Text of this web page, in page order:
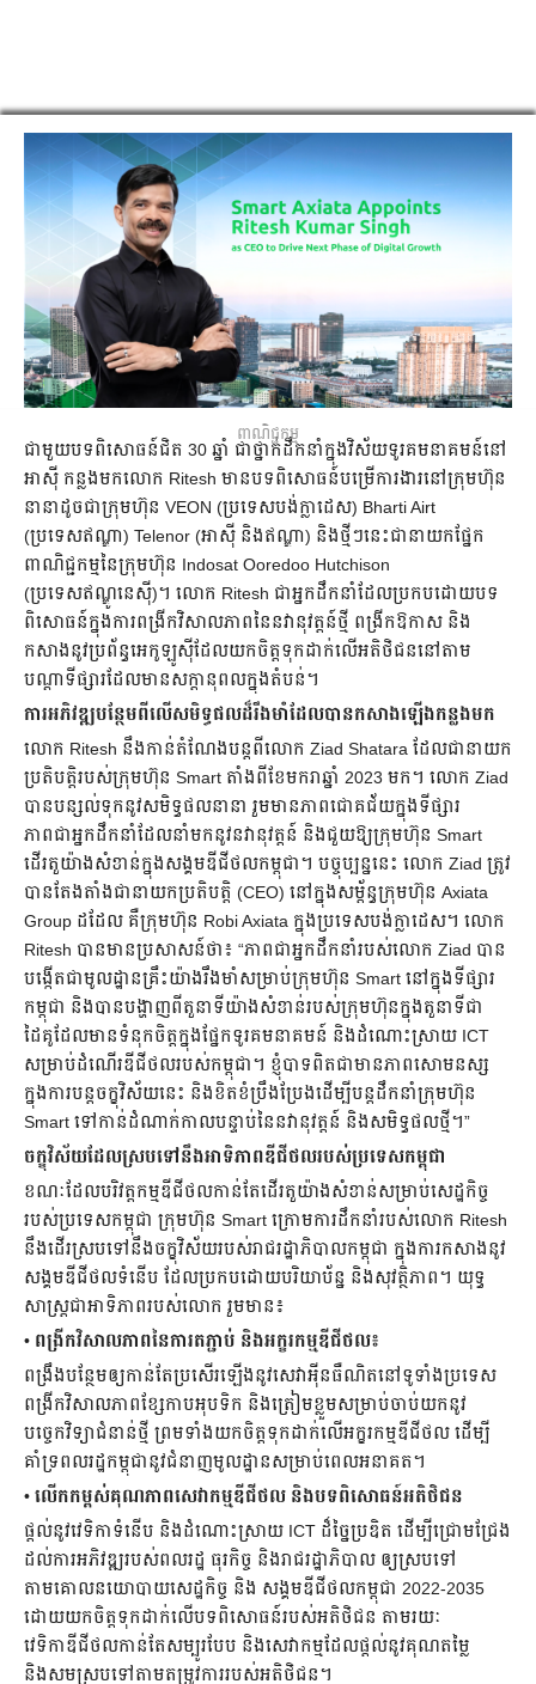
ពាណិជ្ជកម្ម
ជាមួយបទពិសោធន៍ជិត 30 ឆ្នាំ ជាថ្នាក់ដឹកនាំក្នុងវិស័យទូរគមនាគមន៍នៅ
អាស៊ី កន្លងមកលោក Ritesh មានបទពិសោធន៍បម្រើការងារនៅក្រុមហ៊ុន
នានាដូចជាក្រុមហ៊ុន VEON (ប្រទេសបង់ក្លាដេស) Bharti Airt
(ប្រទេសឥណ្ឌា) Telenor (អាស៊ី និងឥណ្ឌា) និងថ្មីៗនេះជានាយកផ្នែក
ពាណិជ្ជកម្មនៃក្រុមហ៊ុន Indosat Ooredoo Hutchison
(ប្រទេសឥណ្ឌូនេស៊ី)។ លោក Ritesh ជាអ្នកដឹកនាំដែលប្រកបដោយបទ
ពិសោធន៍ក្នុងការពង្រីកវិសាលភាពនៃនវានុវត្តន៍ថ្មី ពង្រីកឱកាស និង
កសាងនូវប្រព័ន្ធអេកូឡូស៊ីដែលយកចិត្តទុកដាក់លើអតិថិជននៅតាម
បណ្តាទីផ្សារដែលមានសក្តានុពលក្នុងតំបន់។
ការអភិវឌ្ឍបន្ថែមពីលើសមិទ្ធផលដ៏រឹងមាំដែលបានកសាងឡើងកន្លងមក
លោក Ritesh នឹងកាន់តំណែងបន្តពីលោក Ziad Shatara ដែលជានាយក
ប្រតិបត្តិរបស់ក្រុមហ៊ុន Smart តាំងពីខែមករាឆ្នាំ 2023 មក។ លោក Ziad
បានបន្សល់ទុកនូវសមិទ្ធផលនានា រួមមានភាពជោគជ័យក្នុងទីផ្សារ
ភាពជាអ្នកដឹកនាំដែលនាំមកនូវនវានុវត្តន៍ និងជួយឱ្យក្រុមហ៊ុន Smart
ដើរតួយ៉ាងសំខាន់ក្នុងសង្គមឌីជីថលកម្ពុជា។ បច្ចុប្បន្ននេះ លោក Ziad ត្រូវ
បានតែងតាំងជានាយកប្រតិបត្តិ (CEO) នៅក្នុងសម្ព័ន្ធក្រុមហ៊ុន Axiata
Group ដដែល គឺក្រុមហ៊ុន Robi Axiata ក្នុងប្រទេសបង់ក្លាដេស។ លោក
Ritesh បានមានប្រសាសន៍ថា៖ “ភាពជាអ្នកដឹកនាំរបស់លោក Ziad បាន
បង្កើតជាមូលដ្ឋានគ្រឹះយ៉ាងរឹងមាំសម្រាប់ក្រុមហ៊ុន Smart នៅក្នុងទីផ្សារ
កម្ពុជា និងបានបង្ហាញពីតួនាទីយ៉ាងសំខាន់របស់ក្រុមហ៊ុនក្នុងតួនាទីជា
ដៃគូដែលមានទំនុកចិត្តក្នុងផ្នែកទូរគមនាគមន៍ និងដំណោះស្រាយ ICT
សម្រាប់ដំណើរឌីជីថលរបស់កម្ពុជា។ ខ្ញុំបាទពិតជាមានភាពសោមនស្ស
ក្នុងការបន្តចក្ខុវិស័យនេះ និងខិតខំប្រឹងប្រែងដើម្បីបន្តដឹកនាំក្រុមហ៊ុន
Smart ទៅកាន់ដំណាក់កាលបន្ទាប់នៃនវានុវត្តន៍ និងសមិទ្ធផលថ្មី។”
ចក្ខុវិស័យដែលស្របទៅនឹងអាទិភាពឌីជីថលរបស់ប្រទេសកម្ពុជា
ខណៈដែលបរិវត្តកម្មឌីជីថលកាន់តែដើរតួយ៉ាងសំខាន់សម្រាប់សេដ្ឋកិច្ច
របស់ប្រទេសកម្ពុជា ក្រុមហ៊ុន Smart ក្រោមការដឹកនាំរបស់លោក Ritesh
នឹងដើរស្របទៅនឹងចក្ខុវិស័យរបស់រាជរដ្ឋាភិបាលកម្ពុជា ក្នុងការកសាងនូវ
សង្គមឌីជីថលទំនើប ដែលប្រកបដោយបរិយាប័ន្ន និងសុវត្ថិភាព។ យុទ្ធ
សាស្ត្រជាអាទិភាពរបស់លោក រួមមាន៖
• ពង្រីកវិសាលភាពនៃការតភ្ជាប់ និងអក្ខរកម្មឌីជីថល៖
ពង្រឹងបន្ថែមឲ្យកាន់តែប្រសើរឡើងនូវសេវាអុីនធឺណិតនៅទូទាំងប្រទេស
ពង្រីកវិសាលភាពខ្សែកាបអុបទិក និងត្រៀមខ្លួមសម្រាប់ចាប់យកនូវ
បច្ចេកវិទ្យាជំនាន់ថ្មី ព្រមទាំងយកចិត្តទុកដាក់លើអក្ខរកម្មឌីជីថល ដើម្បី
គាំទ្រពលរដ្ឋកម្ពុជានូវជំនាញមូលដ្ឋានសម្រាប់ពេលអនាគត។
• លើកកម្ពស់គុណភាពសេវាកម្មឌីជីថល និងបទពិសោធន៍អតិថិជន
ផ្ដល់នូវវេទិកាទំនើប និងដំណោះស្រាយ ICT ដ៏ច្នៃប្រឌិត ដើម្បីជ្រោមជ្រែង
ដល់ការអភិវឌ្ឍរបស់ពលរដ្ឋ ធុរកិច្ច និងរាជរដ្ឋាភិបាល ឲ្យស្របទៅ
តាមគោលនយោបាយសេដ្ឋកិច្ច និង សង្គមឌីជីថលកម្ពុជា 2022-2035
ដោយយកចិត្តទុកដាក់លើបទពិសោធន៍របស់អតិថិជន តាមរយៈ
វេទិកាឌីជីថលកាន់តែសម្បូរបែប និងសេវាកម្មដែលផ្ដល់នូវគុណតម្លៃ
និងសមស្របទៅតាមតម្រូវការរបស់អតិថិជន។